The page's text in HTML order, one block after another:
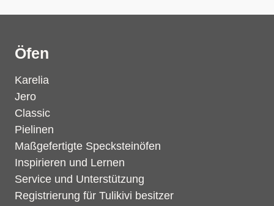
Öfen
Karelia
Jero
Classic
Pielinen
Maßgefertigte Specksteinöfen
Inspirieren und Lernen
Service und Unterstützung
Registrierung für Tulikivi besitzer